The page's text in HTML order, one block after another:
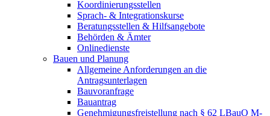
Koordinierungsstellen
Sprach- & Integrationskurse
Beratungsstellen & Hilfsangebote
Behörden & Ämter
Onlinedienste
Bauen und Planung
Allgemeine Anforderungen an die
Antragsunterlagen
Bauvoranfrage
Bauantrag
Genehmigungsfreistellung nach § 62 LBauO M-